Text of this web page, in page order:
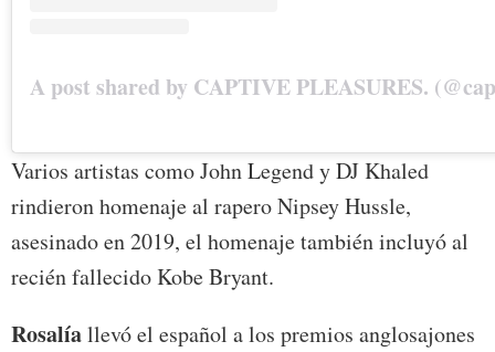
Varios artistas como John Legend y DJ Khaled
rindieron homenaje al rapero Nipsey Hussle,
asesinado en 2019, el homenaje también incluyó al
recién fallecido Kobe Bryant.
Rosalíallevó el español a los premios anglosajones